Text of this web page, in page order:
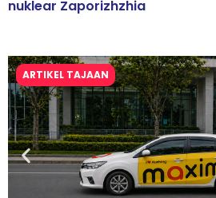
nuklear Zaporizhzhia
ARTIKEL TAJAAN